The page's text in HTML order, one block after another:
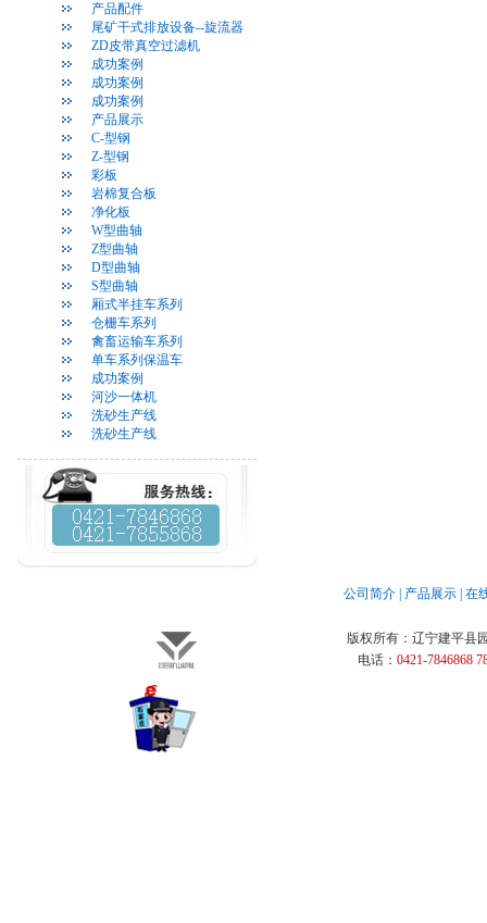
产品配件
尾矿干式排放设备--旋流器
ZD皮带真空过滤机
成功案例
成功案例
成功案例
产品展示
C-型钢
Z-型钢
彩板
岩棉复合板
净化板
W型曲轴
Z型曲轴
D型曲轴
S型曲轴
厢式半挂车系列
仓栅车系列
禽畜运输车系列
单车系列保温车
成功案例
河沙一体机
洗砂生产线
洗砂生产线
公司简介| 产品展示| 在
版权所有： 辽宁建平县
电话： 0421-7846868